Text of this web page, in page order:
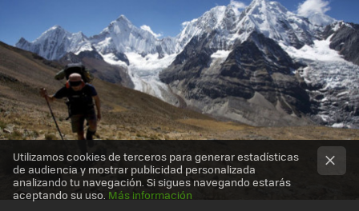
Utilizamos cookies de terceros para generar estadísticas
de audiencia y mostrar publicidad personalizada
analizando tu navegación. Si sigues navegando estarás
aceptando su uso. Más información